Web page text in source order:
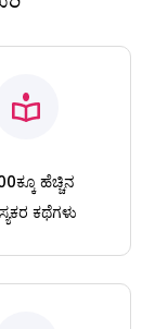
ಹೆಚ್ಚಿನ
ಕಥೆಗಳು